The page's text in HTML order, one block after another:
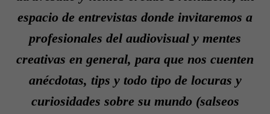
espacio de entrevistas donde invitaremos a
profesionales del audiovisual y mentes
creativas en general, para que nos cuenten
anécdotas, tips y todo tipo de locuras y
curiosidades sobre su mundo (salseos